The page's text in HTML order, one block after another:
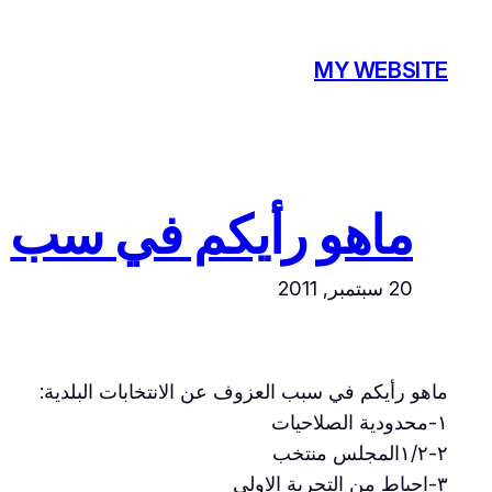
المحتوى
MY WEBSITE
ماهو رأيكم في سب
20 سبتمبر, 2011
ماهو رأيكم في سبب العزوف عن الانتخابات البلدية:
١-محدودية الصلاحيات
٢-١/٢المجلس منتخب
٣-احباط من التجربة الاولى